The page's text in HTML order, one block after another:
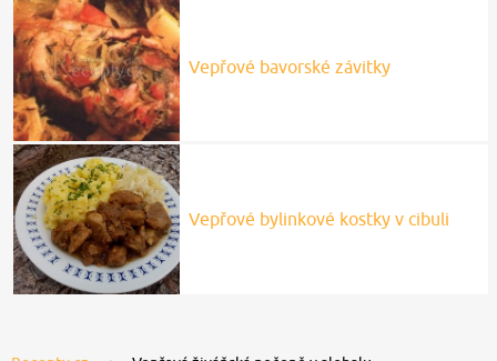
Vepřové bavorské závitky
Vepřové bylinkové kostky v cibuli